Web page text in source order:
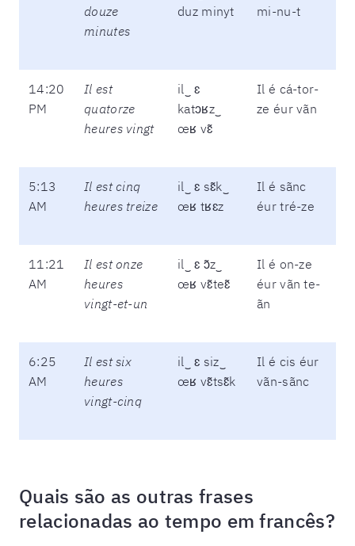
douze
minutes
duz minyt
mi-nu-t
14:20
PM
Il est
quatorze
heures vingt
il‿ ɛ
katɔʁz‿
œʁ vɛ̃
Il é cá-tor-
ze éur vãn
5:13
AM
Il est cinq
heures treize
il‿ ɛ sɛ̃k‿
œʁ tʁɛz
Il é sãnc
éur tré-ze
11:21
AM
Il est onze
heures
vingt-et-un
il‿ ɛ ɔ̃z‿
œʁ vɛ̃teɛ̃
Il é on-ze
éur vãn te-
ãn
6:25
AM
Il est six
heures
vingt-cinq
il‿ ɛ siz‿
œʁ vɛ̃tsɛ̃k
Il é cis éur
vãn-sãnc
Quais são as outras frases
relacionadas ao tempo em francês?